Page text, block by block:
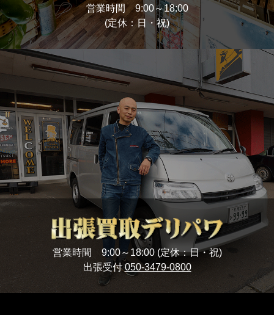
営業時間 9:00～18:00
(定休：日・祝)
営業時間 9:00～18:00 (定休：日・祝)
出張受付050-3479-0800